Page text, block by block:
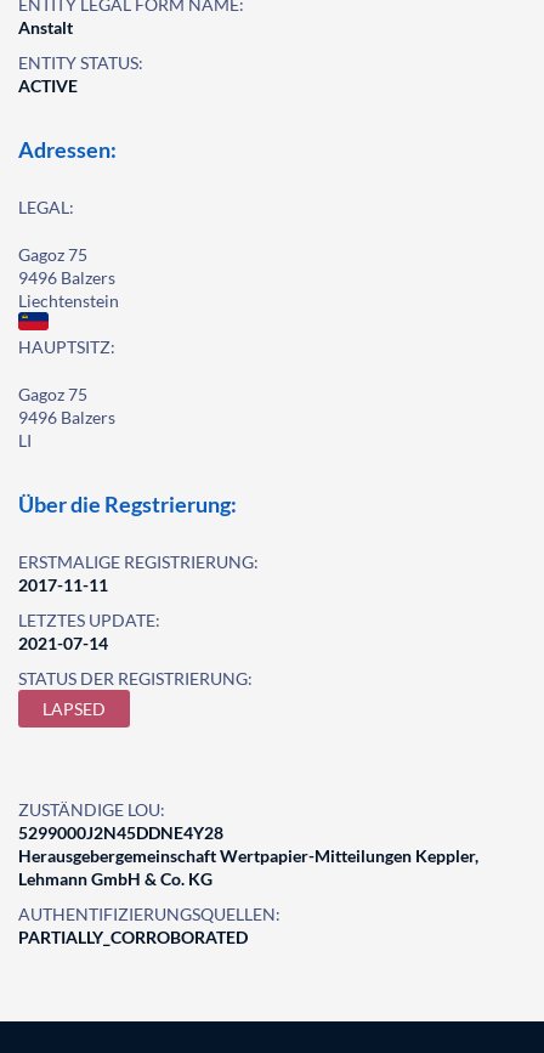
ENTITY LEGAL FORM NAME:
Anstalt
ENTITY STATUS:
ACTIVE
Adressen:
LEGAL:
Gagoz 75
9496 Balzers
Liechtenstein
HAUPTSITZ:
Gagoz 75
9496 Balzers
LI
Über die Regstrierung:
ERSTMALIGE REGISTRIERUNG:
2017-11-11
LETZTES UPDATE:
2021-07-14
STATUS DER REGISTRIERUNG:
LAPSED
ZUSTÄNDIGE LOU:
5299000J2N45DDNE4Y28
Herausgebergemeinschaft Wertpapier-Mitteilungen Keppler,
Lehmann GmbH & Co. KG
AUTHENTIFIZIERUNGSQUELLEN:
PARTIALLY_CORROBORATED